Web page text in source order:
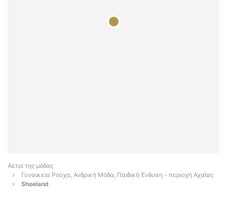
Αετοί της μόδας
Γυναικεία Ρούχα, Ανδρική Μόδα, Παιδική Ένδυση - περιοχή Αχαΐας
Shoeland